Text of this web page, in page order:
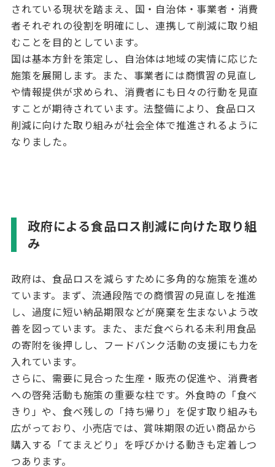
されている現状を踏まえ、国・自治体・事業者・消費
者それぞれの役割を明確にし、連携して削減に取り組
むことを目的としています。
国は基本方針を策定し、自治体は地域の実情に応じた
施策を展開します。また、事業者には商慣習の見直し
や情報提供が求められ、消費者にも日々の行動を見直
すことが期待されています。法整備により、食品ロス
削減に向けた取り組みが社会全体で推進されるように
なりました。
政府による食品ロス削減に向けた取り組
み
政府は、食品ロスを減らすために多角的な施策を進め
ています。まず、流通段階での商慣習の見直しを推進
し、過度に短い納品期限などが廃棄を生まないよう改
善を図っています。また、まだ食べられる未利用食品
の寄附を後押しし、フードバンク活動の支援にも力を
入れています。
さらに、需要に見合った生産・販売の促進や、消費者
への啓発活動も施策の重要な柱です。外食時の「食べ
きり」や、食べ残しの「持ち帰り」を促す取り組みも
広がっており、小売店では、賞味期限の近い商品から
購入する「てまえどり」を呼びかける動きも定着しつ
つあります。